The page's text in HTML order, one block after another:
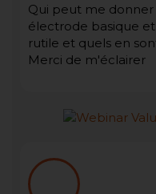
Qui peut me
électrode basique
rutile et quels en
Merci de m'éclairer